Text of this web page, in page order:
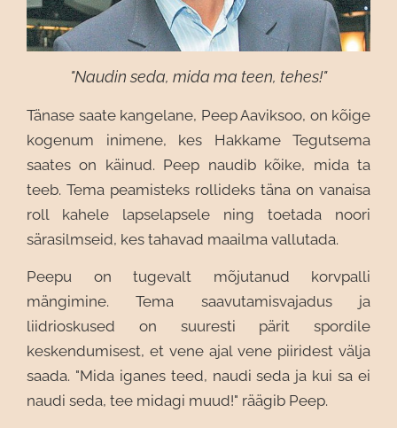
"Naudin seda, mida ma teen, tehes!"
Tänase saate kangelane, Peep Aaviksoo, on kõige
kogenum inimene, kes Hakkame Tegutsema
saates on käinud. Peep naudib kõike, mida ta
teeb. Tema peamisteks rollideks täna on vanaisa
roll kahele lapselapsele ning toetada noori
särasilmseid, kes tahavad maailma vallutada.
Peepu on tugevalt mõjutanud korvpalli
mängimine. Tema saavutamisvajadus ja
liidrioskused on suuresti pärit spordile
keskendumisest, et vene ajal vene piiridest välja
saada. "Mida iganes teed, naudi seda ja kui sa ei
naudi seda, tee midagi muud!" räägib Peep.